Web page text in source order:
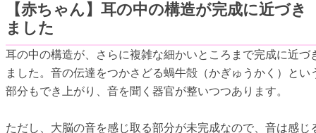
【赤ちゃん】耳の中の構造が完成に近づき
ました
耳の中の構造が、さらに複雑な細かいところまで完成に近づ
ました。音の伝達をつかさどる蝸牛殻（かぎゅうかく）とい
部分もでき上がり、音を聞く器官が整いつつあります。
ただし、大脳の音を感じ取る部分が未完成なので、音は感じ